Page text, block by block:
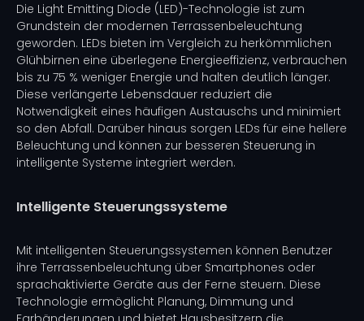
Die Light Emitting Diode (LED)-Technologie ist zum
Grundstein der modernen Terrassenbeleuchtung
geworden. LEDs bieten im Vergleich zu herkömmlichen
Glühbirnen eine überlegene Energieeffizienz, verbrauchen
bis zu 75 % weniger Energie und halten deutlich länger.
Diese verlängerte Lebensdauer reduziert die
Notwendigkeit eines häufigen Austauschs und minimiert
so den Abfall. Darüber hinaus sorgen LEDs für eine hellere
Beleuchtung und können zur besseren Steuerung in
intelligente Systeme integriert werden.
Intelligente Steuerungssysteme
Mit intelligenten Steuerungssystemen können Benutzer
ihre Terrassenbeleuchtung über Smartphones oder
sprachaktivierte Geräte aus der Ferne steuern. Diese
Technologie ermöglicht Planung, Dimmung und